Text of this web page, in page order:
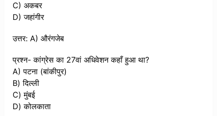
C) अकबर
D) जहांगीर
उत्तर: A) औरंगजेब
प्रश्न- कांग्रेस का 27वां अधिवेशन कहाँ हुआ था?
A) पटना (बांकीपुर)
B) दिल्ली
C) मुंबई
D) कोलकाता